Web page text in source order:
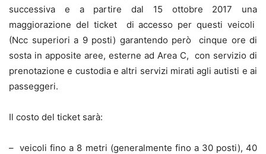
successiva e a partire dal 15 ottobre 2017 una
maggiorazione del ticket di accesso per questi veicoli
(Ncc superiori a 9 posti) garantendo però cinque ore di
sosta in apposite aree, esterne ad Area C, con servizio di
prenotazione e custodia e altri servizi mirati agli autisti e ai
passeggeri.
Il costo del ticket sarà:
– veicoli fino a 8 metri (generalmente fino a 30 posti), 40